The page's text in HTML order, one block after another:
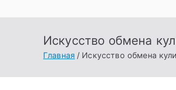
Искусство обмена
Главная Искусство обмена